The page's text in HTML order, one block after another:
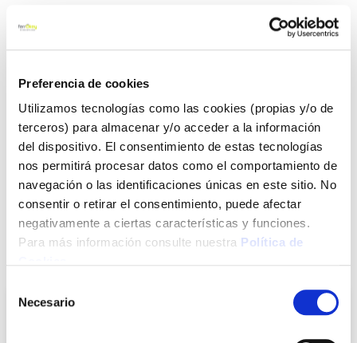
Preferencia de cookies
Utilizamos tecnologías como las cookies (propias y/o de
terceros) para almacenar y/o acceder a la información
del dispositivo. El consentimiento de estas tecnologías
nos permitirá procesar datos como el comportamiento de
navegación o las identificaciones únicas en este sitio. No
consentir o retirar el consentimiento, puede afectar
negativamente a ciertas características y funciones.
Para más información consulte nuestra Política de
Necesario
Ver más
Agotado
Introduce tu e-mail y te avisaremos si el artículo vuelve a
estar disponible.
Avisarme